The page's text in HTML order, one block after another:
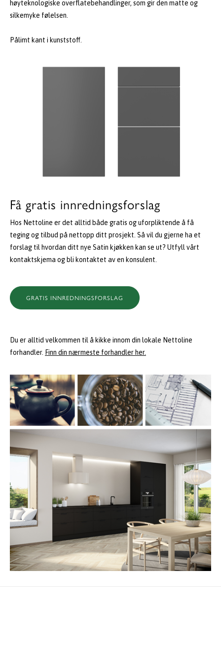
høyteknologiske overflatebehandlinger, som gir den matte og
silkemyke følelsen.
Pålimt kant i kunststoff.
Få gratis innredningsforslag
Hos Nettoline er det alltid både gratis og uforpliktende å få
teging og tilbud på nettopp ditt prosjekt. Så vil du gjerne ha et
forslag til hvordan ditt nye Satin kjøkken kan se ut? Utfyll vårt
kontaktskjema og bli kontaktet av en konsulent.
GRATIS INNREDNINGSFORSLAG
Du er alltid velkommen til å kikke innom din lokale Nettoline
forhandler. Finn din nærmeste forhandler her.